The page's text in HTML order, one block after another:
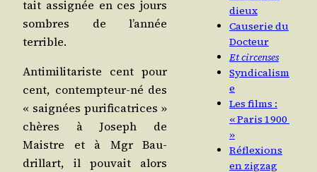
tait assi­gnée en ces jours
sombres de l’an­née
terrible.
Anti­mi­li­ta­riste cent pour
cent, contemp­teur-né des
« sai­gnées puri­fi­ca­trices »
chères à Joseph de
Maistre et à Mgr Bau­
drillart, il pou­vait alors
dieux
Causerie du
Docteur
Et circenses
Syndicalism
e
Les films :
« Paris 1900
»
Réflexions
en zigzag